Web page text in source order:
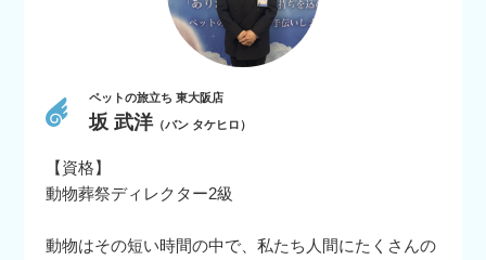
ペットの旅立ち 東大阪店
坂 武洋（バン タケヒロ）
【資格】
動物葬祭ディレクター2級
動物はその短い時間の中で、私たち人間にたくさんの